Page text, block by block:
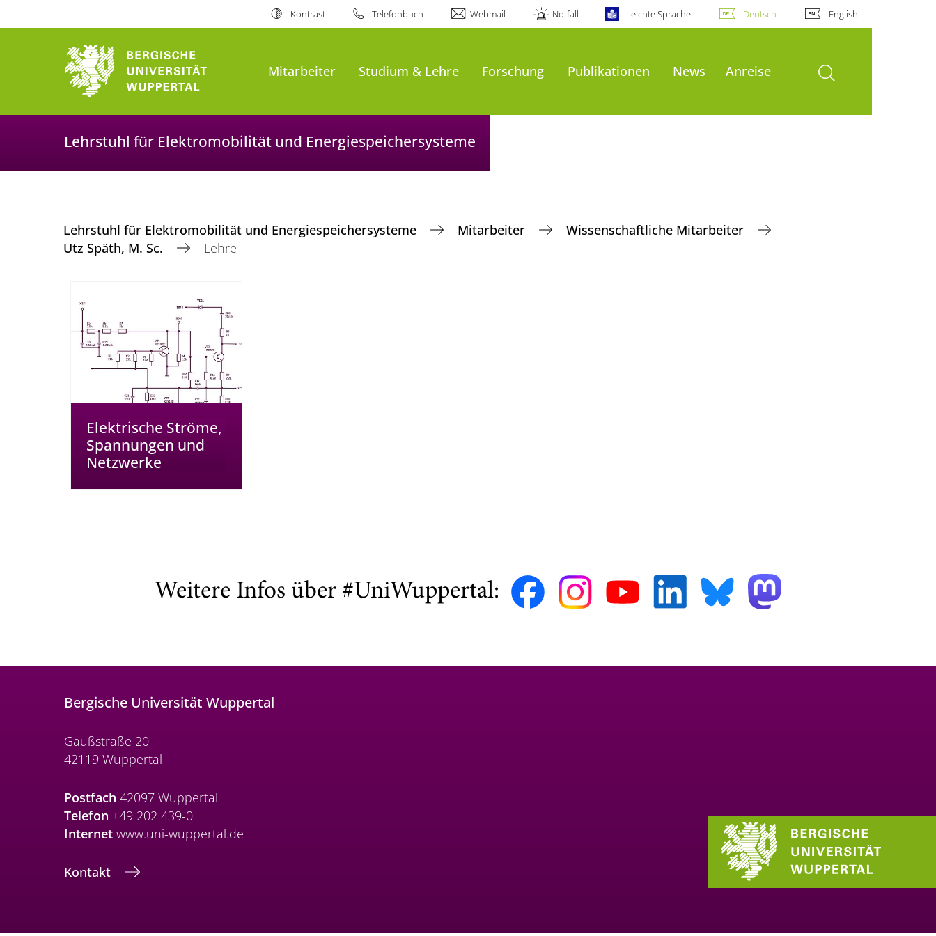
Kontrast Telefonbuch Webmail Notfall Leichte Sprache Deutsch English
Mitarbeiter Studium & Lehre Forschung Publikationen News Anreise Suche öffnen
Lehrstuhl für Elektromobilität und Energiespeichersysteme
Lehrstuhl für Elektromobilität und Energiespeichersysteme Mitarbeiter
Wissenschaftliche Mitarbeiter
Utz Späth, M. Sc.
Lehre
Elektrische Ströme,
Spannungen und
Netzwerke
Weitere Infos über #UniWuppertal:
Bergische Universität Wuppertal
Gaußstraße 20
42119 Wuppertal
Postfach 42097 Wuppertal
Telefon +49 202 439-0
Internet www.uni-wuppertal.de
Kontakt